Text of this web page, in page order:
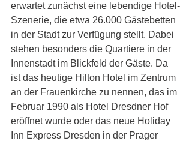
erwartet zunächst eine lebendige Hotel-
Szenerie, die etwa 26.000 Gästebetten
in der Stadt zur Verfügung stellt. Dabei
stehen besonders die Quartiere in der
Innenstadt im Blickfeld der Gäste. Da
ist das heutige Hilton Hotel im Zentrum
an der Frauenkirche zu nennen, das im
Februar 1990 als Hotel Dresdner Hof
eröffnet wurde oder das neue Holiday
Inn Express Dresden in der Prager